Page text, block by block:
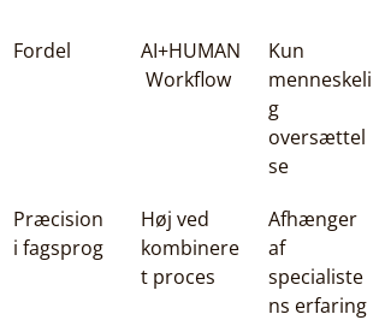
Fordel
AI+HUMAN
Workflow
Kun
menneskeli
g
oversættel
se
Præcision
i fagsprog
Høj ved
kombinere
t proces
Afhænger
af
specialiste
ns erfaring